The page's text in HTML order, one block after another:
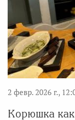
2 февр. 2026 г.,
Корюшка как